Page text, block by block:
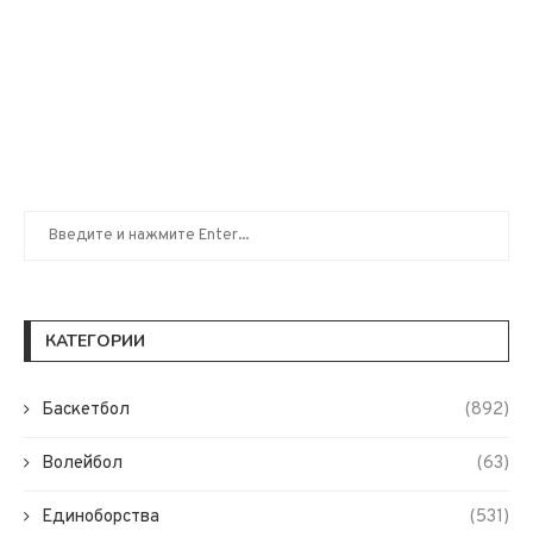
КАТЕГОРИИ
Баскетбол (892)
Волейбол (63)
Единоборства (531)